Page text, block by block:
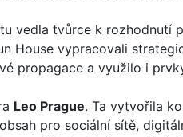
vedla tvůrce k rozhodnutí
House vypracovali
propagace a využilo i
Leo Prague. Ta vytvořila
pro sociální sítě,